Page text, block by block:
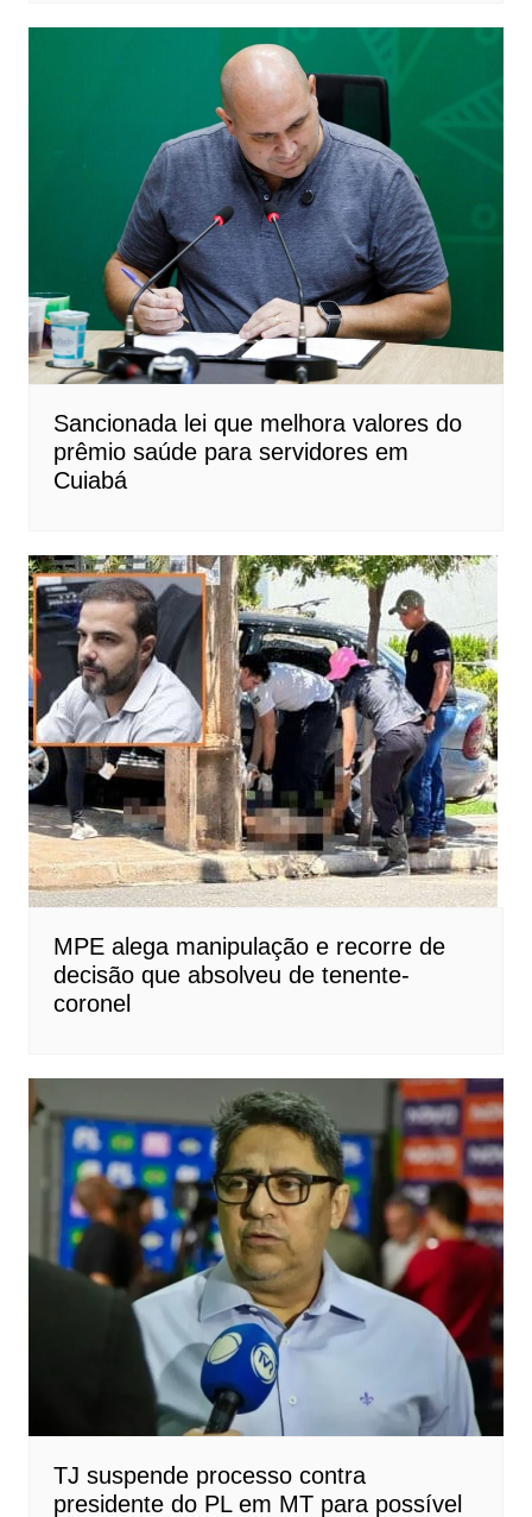
Sancionada lei que melhora valores do
prêmio saúde para servidores em
Cuiabá
MPE alega manipulação e recorre de
decisão que absolveu de tenente-
coronel
TJ suspende processo contra
presidente do PL em MT para possível